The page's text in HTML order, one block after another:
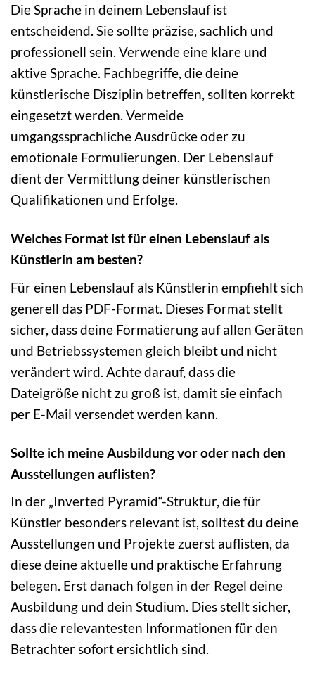
Die Sprache in deinem Lebenslauf ist
entscheidend. Sie sollte präzise, sachlich und
professionell sein. Verwende eine klare und
aktive Sprache. Fachbegriffe, die deine
künstlerische Disziplin betreffen, sollten korrekt
eingesetzt werden. Vermeide
umgangssprachliche Ausdrücke oder zu
emotionale Formulierungen. Der Lebenslauf
dient der Vermittlung deiner künstlerischen
Qualifikationen und Erfolge.
Welches Format ist für einen Lebenslauf als
Künstlerin am besten?
Für einen Lebenslauf als Künstlerin empfiehlt sich
generell das PDF-Format. Dieses Format stellt
sicher, dass deine Formatierung auf allen Geräten
und Betriebssystemen gleich bleibt und nicht
verändert wird. Achte darauf, dass die
Dateigröße nicht zu groß ist, damit sie einfach
per E-Mail versendet werden kann.
Sollte ich meine Ausbildung vor oder nach den
Ausstellungen auflisten?
In der „Inverted Pyramid“-Struktur, die für
Künstler besonders relevant ist, solltest du deine
Ausstellungen und Projekte zuerst auflisten, da
diese deine aktuelle und praktische Erfahrung
belegen. Erst danach folgen in der Regel deine
Ausbildung und dein Studium. Dies stellt sicher,
dass die relevantesten Informationen für den
Betrachter sofort ersichtlich sind.